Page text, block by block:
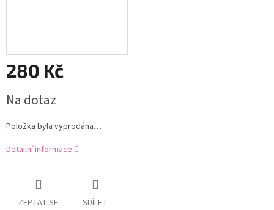
280 Kč
cena:
Na dotaz
Položka byla vyprodána…
Detailní informace
ZEPTAT SE SDÍLET